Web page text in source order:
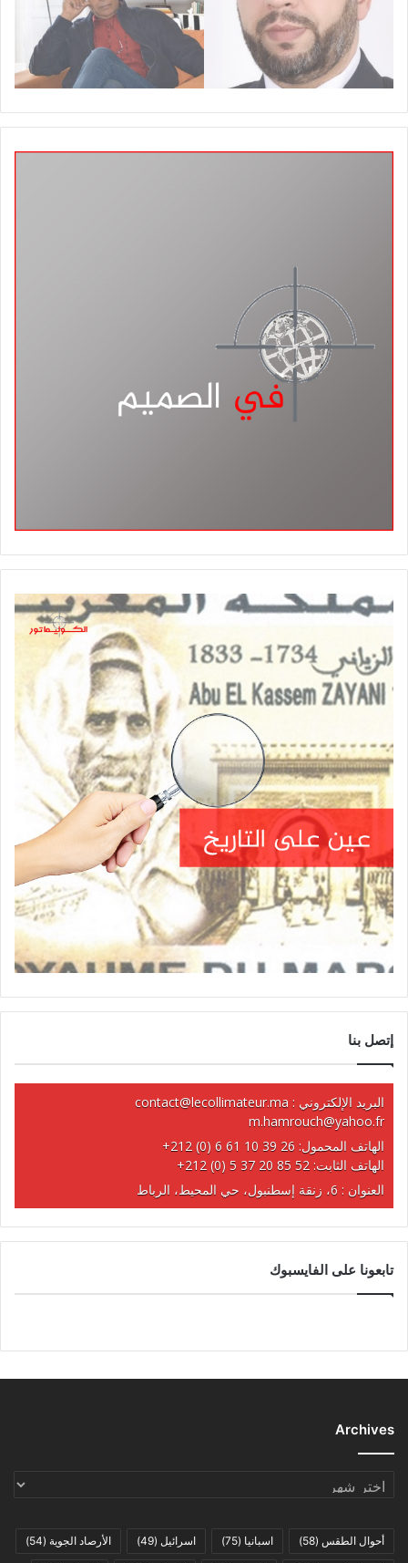
إتصل بنا
البريد الإلكتروني : contact@lecollimateur.ma
m.hamrouch@yahoo.fr
الهاتف المحمول: +212 (0) 6 61 10 39 26
الهاتف الثابت: +212 (0) 5 37 20 85 52
العنوان : 6، زنقة إسطنبول، حي المحيط، الرباط
تابعونا على الفايسبوك
Archives
Archives
أحوال الطقس (58) اسبانيا (75) اسرائيل (49) الأرصاد الجوية (54)